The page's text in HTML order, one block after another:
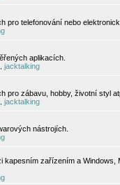
pro telefonování nebo
aplikacích.
jacktalking
pro zábavu, hobby, životní styl
jacktalking
nástrojích.
kapesním zařízením a Windows,